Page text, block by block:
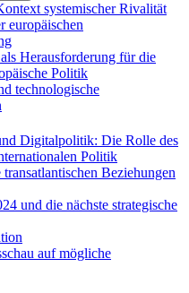
systemischer Rivalität
europäischen
Herausforderung für die
Politik
technologische
Digitalpolitik: Die Rolle des
Politik
Beziehungen
und die nächste strategische
auf mögliche